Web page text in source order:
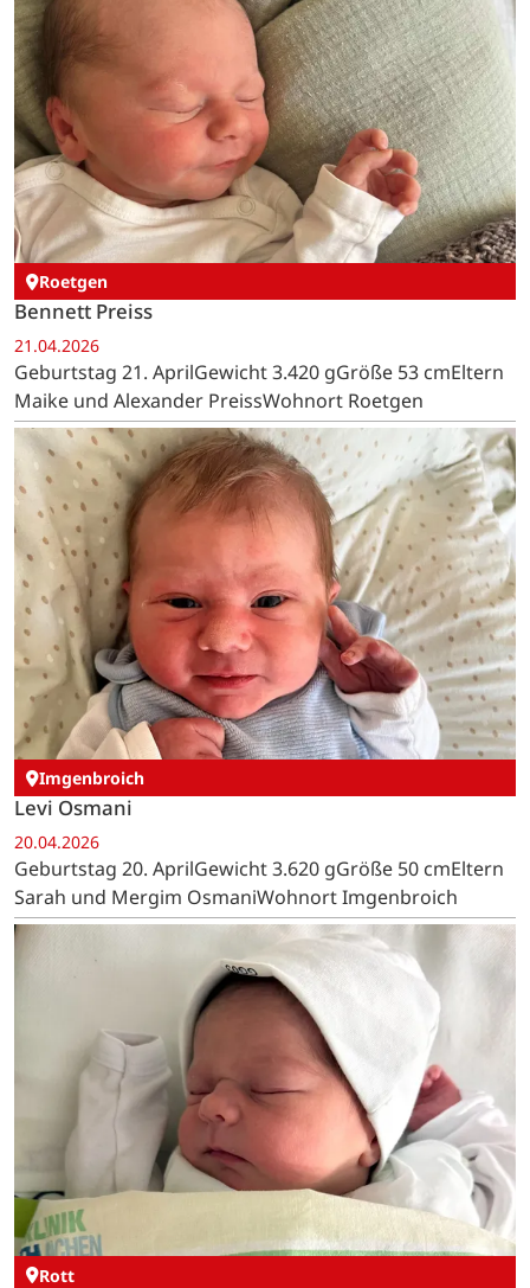
Roetgen
Bennett Preiss
21.04.2026
Geburtstag 21. AprilGewicht 3.420 gGröße 53 cmEltern
Maike und Alexander PreissWohnort Roetgen
Imgenbroich
Levi Osmani
20.04.2026
Geburtstag 20. AprilGewicht 3.620 gGröße 50 cmEltern
Sarah und Mergim OsmaniWohnort Imgenbroich
Rott